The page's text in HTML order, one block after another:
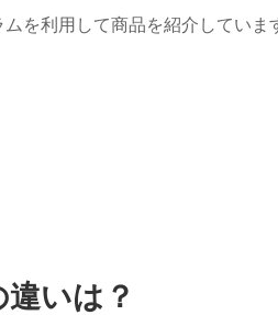
を利用して商品を紹介していま
いは？